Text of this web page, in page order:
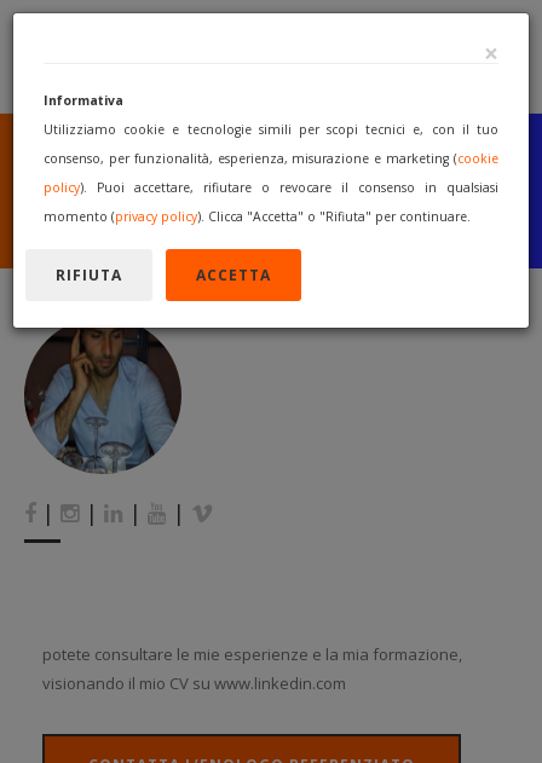
SEI UN COSTRUTTORE
O UN RIVENDITORE?
PUBBLICA GRATUITAMENTE
I TUOI MACCHINARI
INIZIA A VENDERE
| | | |
potete consultare le mie esperienze e la mia formazione,
visionando il mio CV su www.linkedin.com
×
Informativa
Utilizziamo cookie e tecnologie simili per scopi tecnici e, con il tuo
consenso, per funzionalità, esperienza, misurazione e marketing (cookie
policy). Puoi accettare, rifiutare o revocare il consenso in qualsiasi
momento (privacy policy). Clicca "Accetta" o "Rifiuta" per continuare.
RIFIUTA ACCETTA